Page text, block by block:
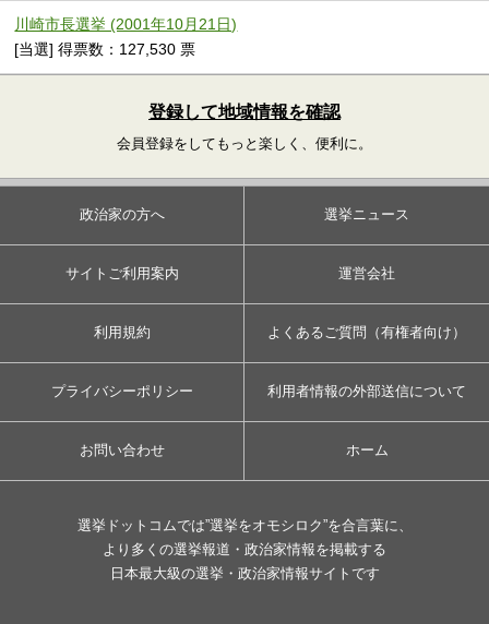
川崎市長選挙 (2001年10月21日)
[当選] 得票数：127,530 票
登録して地域情報を確認
会員登録をしてもっと楽しく、便利に。
政治家の方へ 選挙ニュース
サイトご利用案内 運営会社
利用規約 よくあるご質問（有権者向け）
プライバシーポリシー 利用者情報の外部送信について
お問い合わせ ホーム
選挙ドットコムでは”選挙をオモシロク”を合言葉に、
より多くの選挙報道・政治家情報を掲載する
日本最大級の選挙・政治家情報サイトです